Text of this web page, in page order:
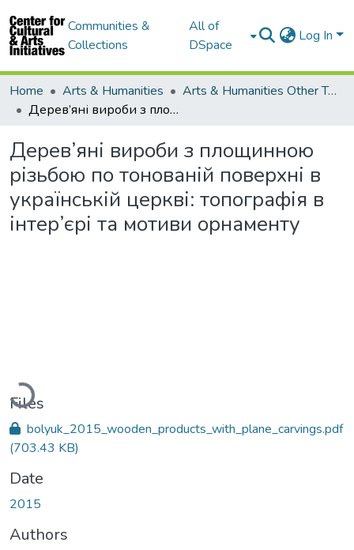
Communities &
Collections
All of
DSpace
Log In
Home Arts & Humanities
Arts & Humanities Other Topics
Дерев’яні вироби з площинною різьбою по тонованій поверхні в українській церкві: топографія в інтер’єрі та мотиви орнаменту
Дерев’яні вироби з площинною
різьбою по тонованій поверхні в
українській церкві: топографія в
інтер’єрі та мотиви орнаменту
Loading...
Files
bolyuk_2015_wooden_products_with_plane_carvings.pdf
(703.43 KB)
Date
2015
Authors